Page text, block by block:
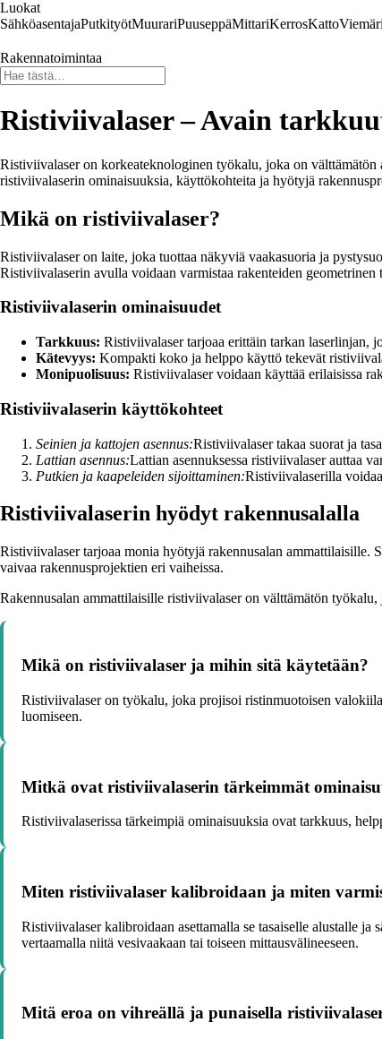
Luokat
SähköasentajaPutkityötMuurariPuuseppäMittariKerrosKattoViemäri
Rakennatoimintaa
Ristiviivalaser – Avain
Ristiviivalaser on korkeateknologinen työkalu, joka on
ristiviivalaserin ominaisuuksia, käyttökohteita ja hyötyjä
Mikä on ristiviivalaser?
Ristiviivalaser on laite, joka tuottaa näkyviä vaakasuoria ja
Ristiviivalaserin avulla voidaan varmistaa rakenteiden geometrinen
Ristiviivalaserin ominaisuudet
Tarkkuus: Ristiviivalaser tarjoaa erittäin tarkan laserlinjan,
Kätevyys: Kompakti koko ja helppo käyttö tekevät
Monipuolisuus: Ristiviivalaser voidaan käyttää erilaisissa
Ristiviivalaserin käyttökohteet
Seinien ja kattojen asennus:Ristiviivalaser takaa suorat ja
Lattian asennus:Lattian asennuksessa ristiviivalaser auttaa
Putkien ja kaapeleiden sijoittaminen:Ristiviivalaserilla
Ristiviivalaserin hyödyt rakennusalalla
Ristiviivalaser tarjoaa monia hyötyjä rakennusalan ammattilaisille.
vaivaa rakennusprojektien eri vaiheissa.
Rakennusalan ammattilaisille ristiviivalaser on välttämätön
Mikä on ristiviivalaser ja mihin sitä käytetään?
Ristiviivalaser on työkalu, joka projisoi ristinmuotoisen
luomiseen.
Mitkä ovat ristiviivalaserin tärkeimmät
Ristiviivalaserissa tärkeimpiä ominaisuuksia ovat tarkkuus,
Miten ristiviivalaser kalibroidaan ja miten
Ristiviivalaser kalibroidaan asettamalla se tasaiselle alustalle
vertaamalla niitä vesivaakaan tai toiseen mittausvälineeseen.
Mitä eroa on vihreällä ja punaisella